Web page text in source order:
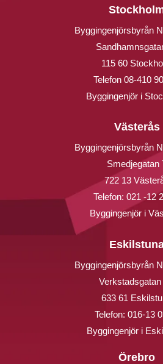
Byggingenjörsbyrån
115 60
Telefon 08-410
Byggingenjör i
Västerås
Byggingenjörsbyrån
Smedjegatan
722 13
Telefon: 021 -12
Byggingenjör i
Byggingenjörsbyrån
Verkstadsgatan
633 61
Telefon: 016-13
Byggingenjör i
Örebro